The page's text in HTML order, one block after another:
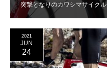
突撃となりのカワシマサイクル
2021
JUN
24